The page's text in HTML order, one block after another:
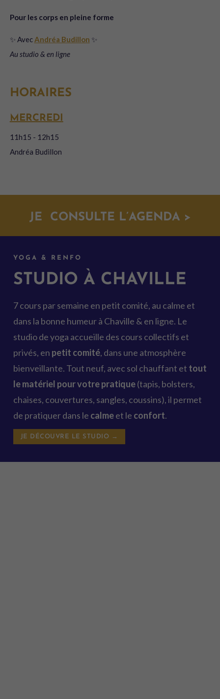
Pour les corps en pleine forme
✨ AvecAndréa Budillon ✨
Au studio & en ligne
MERCREDI
11h15 - 12h15
Andréa Budillon
JE CONSULTE L’AGENDA >
YOGA & RENFO
STUDIO À CHAVILLE
7 cours par semaine en petit comité, au calme et
dans la bonne humeur à Chaville & en ligne. Le
studio de yoga accueille des cours collectifs et
privés, en petit comité, dans une atmosphère
bienveillante. Tout neuf, avec sol chauffant et tout
le matériel pour votre pratique(tapis, bolsters,
chaises, couvertures, sangles, coussins), il permet
de pratiquer dans le calmeet le confort.
JE DÉCOUVRE LE STUDIO →